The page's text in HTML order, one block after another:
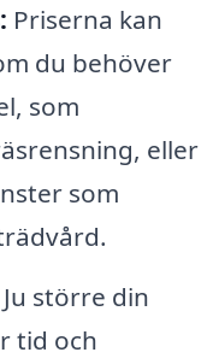
Priserna kan
du behöver
som
eller
som
Ju större din
tid och